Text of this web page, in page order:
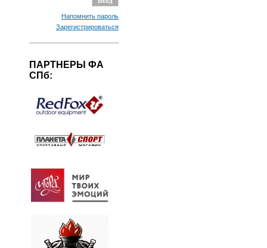
Напомнить пароль
Зарегистрироваться
ПАРТНЕРЫ ФА
СПб: